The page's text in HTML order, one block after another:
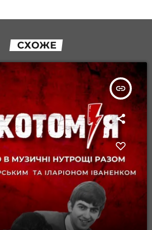
СХОЖЕ
insert_link